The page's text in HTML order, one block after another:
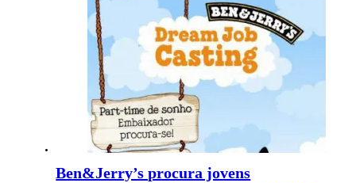
Ben&Jerry’s procura jovens